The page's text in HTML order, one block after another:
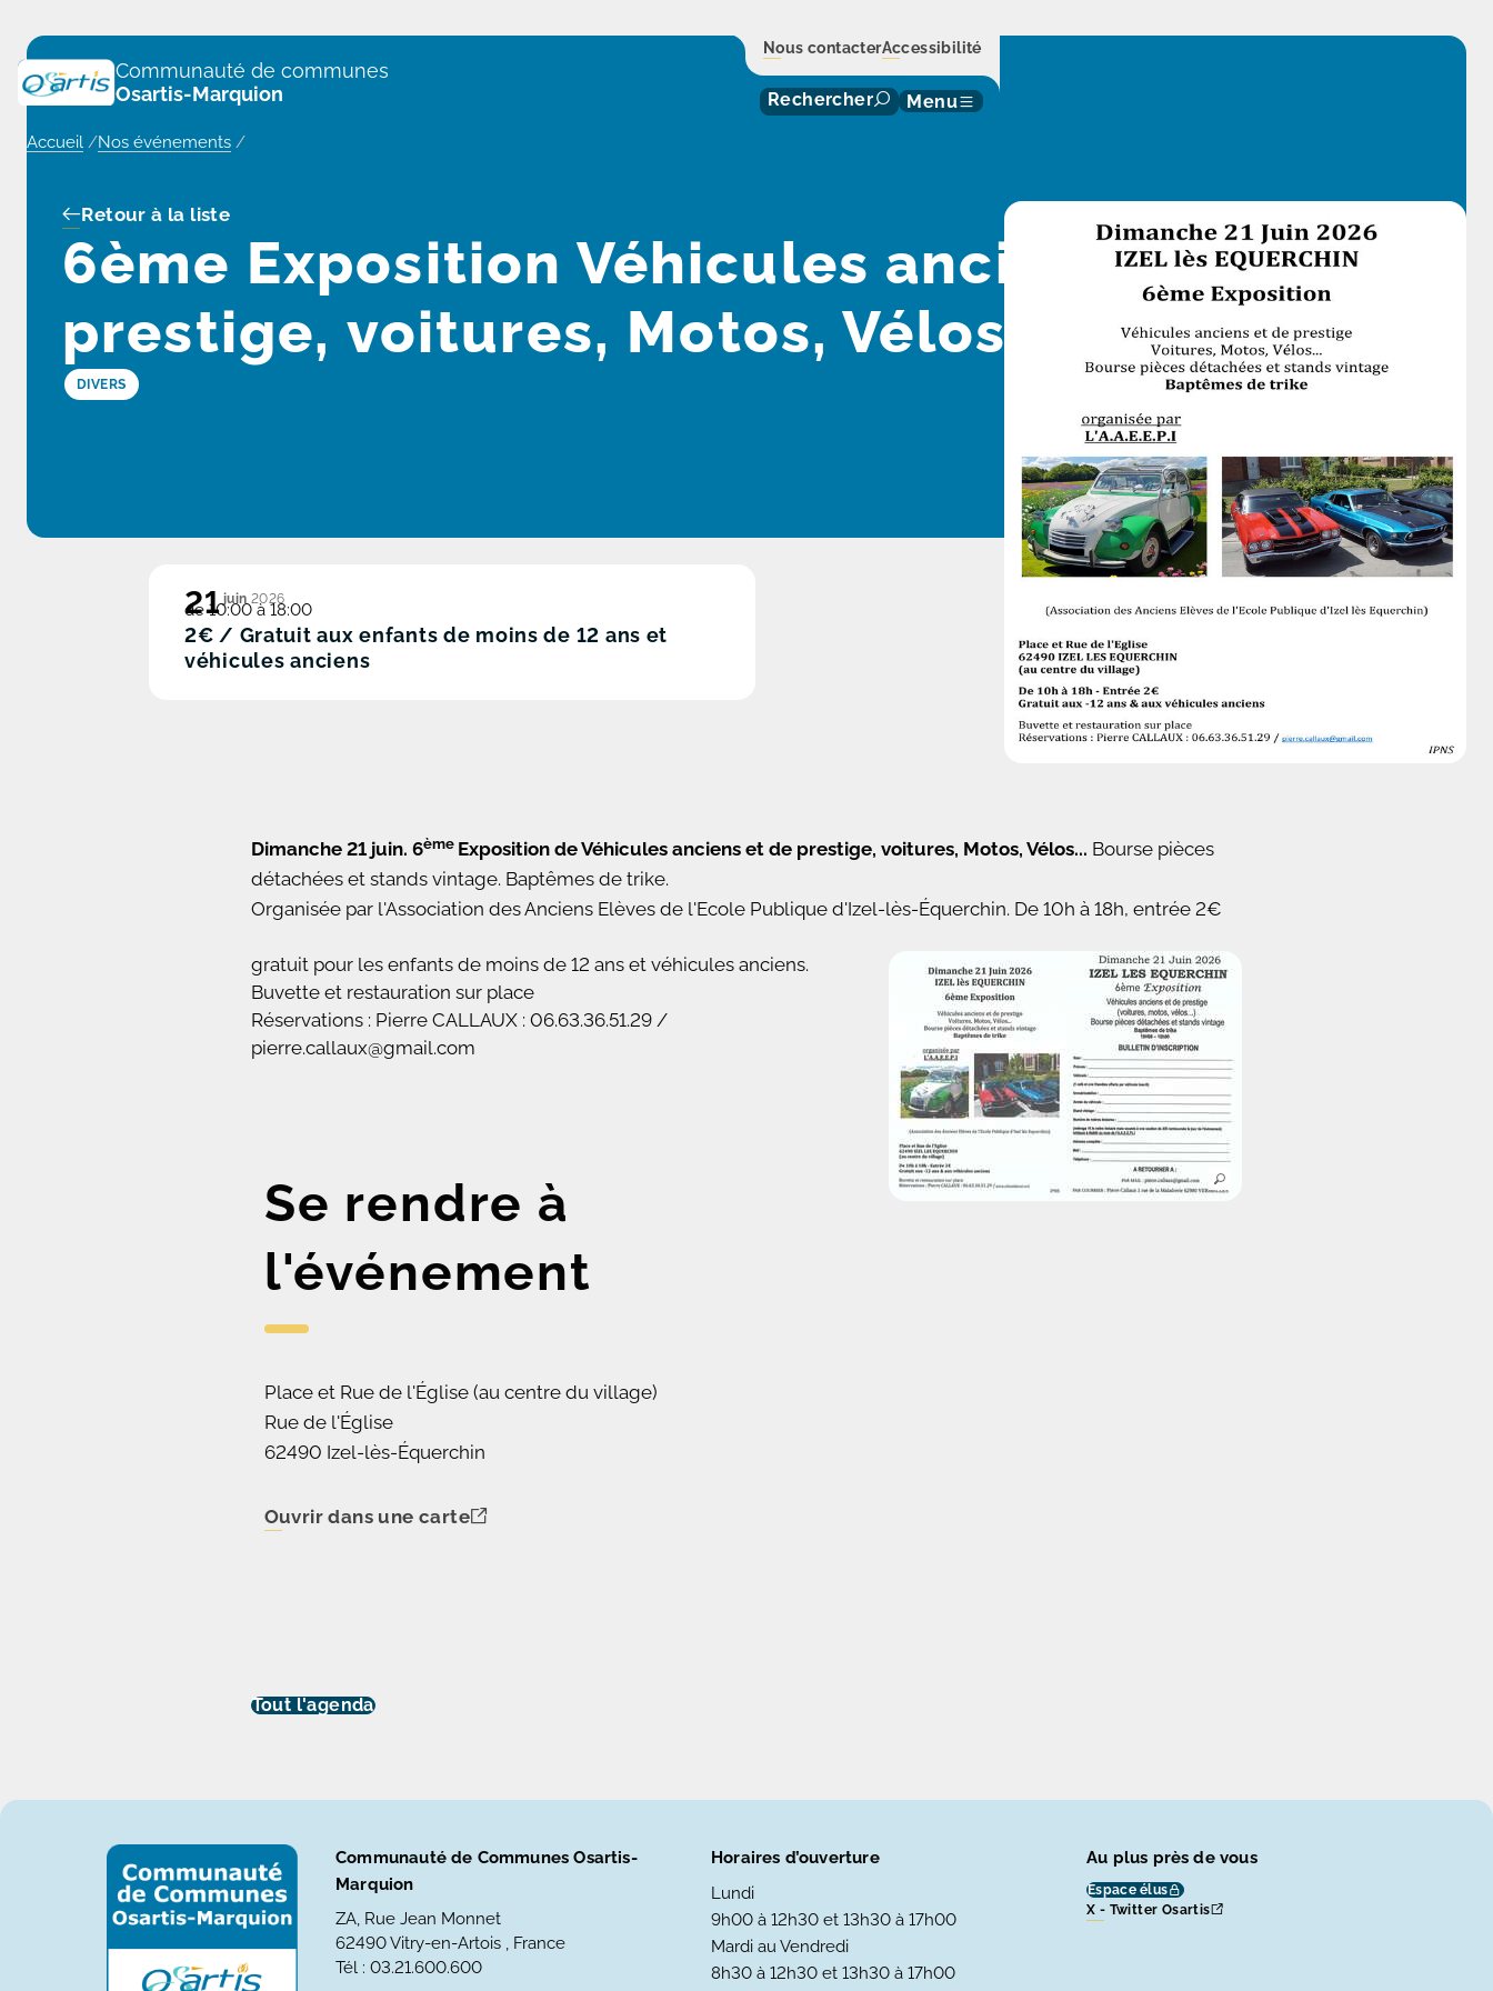
Communauté de communes
Osartis-Marquion
Nous contacterAccessibilité
Rechercher Menu
Accueil /Nos événements /
6ème Exposition Véhicules anciens et de
prestige, voitures, Motos, Vélos...
Retour à la liste
DIVERS
21juin 2026
de 10:00 à 18:00
2€ / Gratuit aux enfants de moins de 12 ans et
véhicules anciens
Dimanche 21 juin. 6ème Exposition deVéhicules anciens et de prestige, voitures, Motos, Vélos... Bourse pièces
détachées et stands vintage. Baptêmes de trike.
Organisée par l'Association des Anciens Elèves de l'Ecole Publique d'Izel-lès-Équerchin. De 10h à 18h, entrée 2€
gratuit pour les enfants de moins de 12 ans et véhicules anciens.
Buvette et restauration sur place
Réservations : Pierre CALLAUX : 06.63.36.51.29 /
pierre.callaux@gmail.com
Se rendre à
l'événement
Place et Rue de l'Église (au centre du village)
Rue de l'Église
62490 Izel-lès-Équerchin
Ouvrir dans une carte
Tout l'agenda
Communauté de Communes Osartis-
Marquion
ZA, Rue Jean Monnet
62490 Vitry-en-Artois , France
Tél : 03.21.600.600
Horaires d’ouverture
Lundi
9h00 à 12h30 et 13h30 à 17h00
Mardi au Vendredi
8h30 à 12h30 et 13h30 à 17h00
Au plus près de vous
Espace élus
X - Twitter Osartis